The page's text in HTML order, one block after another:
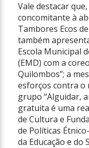
Vale destacar
concomitante à
Tambores Ecos
também
Escola Municipal
(EMD) com a
Quilombos”; a
esforços contra o
grupo “Alguidar,
gratuita é uma
de Cultura e
de Políticas
da Educação e do